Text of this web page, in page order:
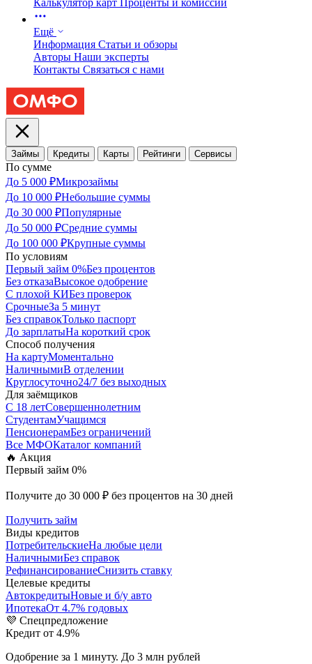
Калькулятор карт Проценты и комиссии
Ещё
Информация Статьи и обзоры
Авторы Наши эксперты
Контакты Связаться с нами
Займы Кредиты Карты Рейтинги Сервисы
По сумме
До 5 000 ₽Микрозаймы
До 10 000 ₽Небольшие суммы
До 30 000 ₽Популярные
До 50 000 ₽Средние суммы
До 100 000 ₽Крупные суммы
По условиям
Первый займ 0%Без процентов
Без отказаВысокое одобрение
С плохой КИБез проверок
СрочныеЗа 5 минут
Без справокТолько паспорт
До зарплатыНа короткий срок
Способ получения
На картуМоментально
НаличнымиВ отделении
Круглосуточно24/7 без выходных
Для заёмщиков
С 18 летСовершеннолетним
СтудентамУчащимся
ПенсионерамБез ограничений
Все МФОКаталог компаний
🔥 Акция
Первый займ 0%
Получите до 30 000 ₽ без процентов на 30 дней
Получить займ
Виды кредитов
ПотребительскиеНа любые цели
НаличнымиБез справок
РефинансированиеСнизить ставку
Целевые кредиты
АвтокредитыНовые и б/у авто
ИпотекаОт 4.7% годовых
💜 Спецпредложение
Кредит от 4.9%
Одобрение за 1 минуту. До 3 млн рублей